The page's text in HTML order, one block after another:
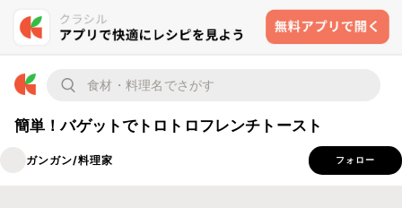
簡単！バゲットでトロトロフレンチトースト
ガンガン/料理家 フォロー